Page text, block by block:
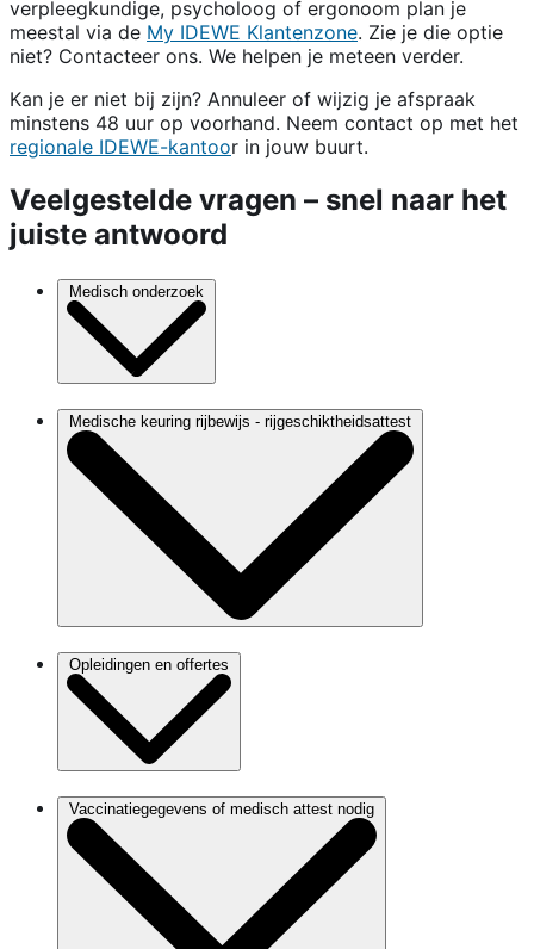
verpleegkundige, psycholoog of ergonoom plan je
meestal via de My IDEWE Klantenzone. Zie je die optie
niet? Contacteer ons. We helpen je meteen verder.
Kan je er niet bij zijn? Annuleer of wijzig je afspraak
minstens 48 uur op voorhand. Neem contact op met het
regionale IDEWE-kantoor in jouw buurt.
Veelgestelde vragen – snel naar het
juiste antwoord
Medisch onderzoek
Medische keuring rijbewijs - rijgeschiktheidsattest
Opleidingen en offertes
Vaccinatiegegevens of medisch attest nodig